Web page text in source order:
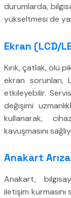
durumlarda,
yükseltmesi de
Ekran (LCD/
Kırık, çatlak, ölü
ekran sorunları,
etkileyebilir.
değişimi
kullanarak,
kavuşmasını
Anakart
Anakart,
iletişim